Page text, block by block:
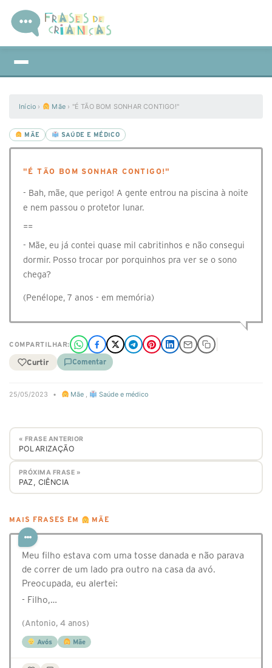
Início › Mãe › "É TÃO BOM SONHAR CONTIGO!"
MÃE SAÚDE E MÉDICO
"É TÃO BOM SONHAR CONTIGO!"
- Bah, mãe, que perigo! A gente entrou na piscina à noite
e nem passou o protetor lunar.
==
- Mãe, eu já contei quase mil cabritinhos e não consegui
dormir. Posso trocar por porquinhos pra ver se o sono
chega?
(Penélope, 7 anos - em memória)
COMPARTILHAR:
Curtir Comentar
25/05/2023 • Mãe , Saúde e médico
« FRASE ANTERIOR
POLARIZAÇÃO
PRÓXIMA FRASE »
PAZ, CIÊNCIA
MAIS FRASES EM MÃE
Meu filho estava com uma tosse danada e não parava
de correr de um lado pra outro na casa da avó.
Preocupada, eu alertei:
- Filho,…
(Antonio, 4 anos)
Avós Mãe